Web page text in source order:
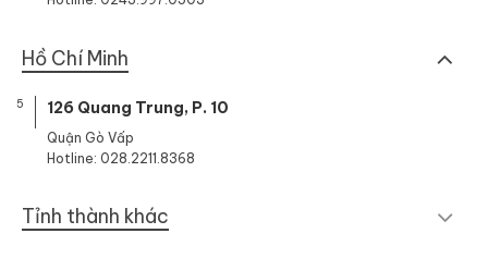
Hồ Chí Minh
5 126 Quang Trung, P. 10
Quận Gò Vấp
Hotline: 028.2211.8368
Tỉnh thành khác